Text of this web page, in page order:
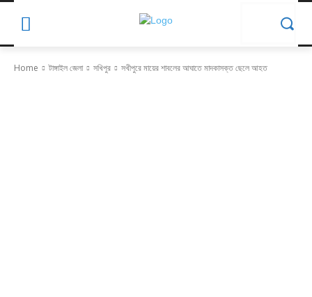
Home টাঙ্গাইল জেলা সখিপুর সখীপুরে মায়ের শাবলের আঘাতে মাদকাসক্ত ছেলে আহত